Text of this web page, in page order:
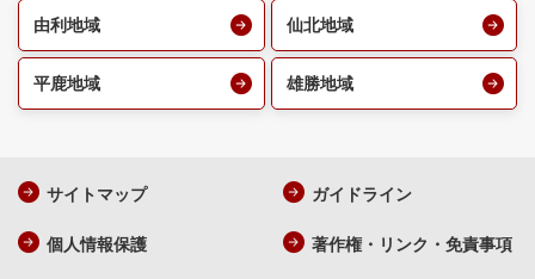
由利地域 仙北地域
平鹿地域 雄勝地域
サイトマップ ガイドライン
個人情報保護 著作権・リンク・免責事項